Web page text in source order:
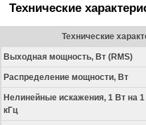
Технические
Технические
Выходная мощность, Вт (RMS)
Распределение мощности, Вт
Нелинейные искажения, 1 Вт на 1
кГц